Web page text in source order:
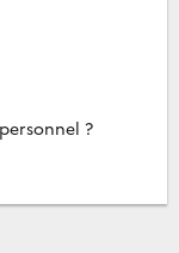
?